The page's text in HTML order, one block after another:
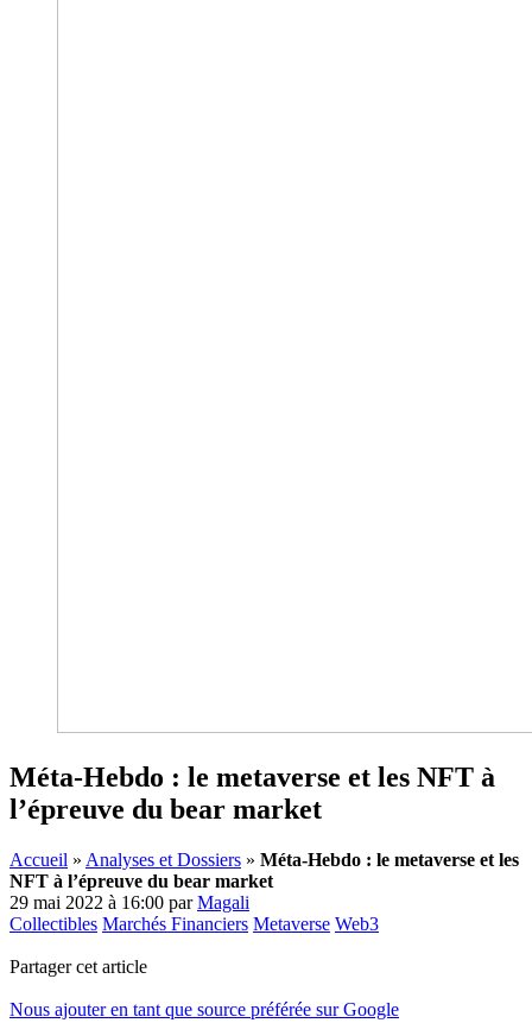
Méta-Hebdo : le metaverse et les NFT à
l’épreuve du bear market
Accueil » Analyses et Dossiers » Méta-Hebdo : le metaverse et les
NFT à l’épreuve du bear market
29 mai 2022 à 16:00 parMagali
Collectibles Marchés Financiers Metaverse Web3
Partager cet article
Nous ajouter en tant que source préférée sur Google